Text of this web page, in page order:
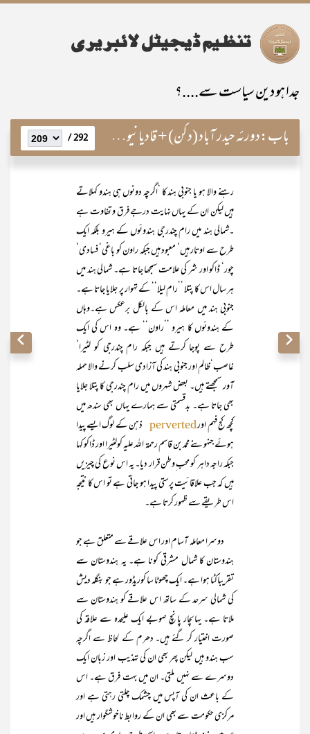
جدا ہو دین سیاست سے....؟
باب:دورئہ حیدر آباد (دکن) + قادیانیوں سے متعلق آرڈیننس 292 /
رہنے والا ہو یا جنوبی ہند کا ‘اگرچہ دونوں ہی ہندو کہلاتے
ہیں لیکن ان کے یہاں نہایت درجے فرق و تفاوت ہے
۔شمالی ہند میں رام چندرجی ہندوئوں کے ہیرو بلکہ ایک
طرح سے اوتار ہیں‘ معبود ہیں جبکہ راون کو باغی‘ فسادی‘
چور‘ ڈاکو اور شر کی علامت سمجھا جاتا ہے۔ شمالی ہند میں
ہر سال اس کا پتلا ’’رام لیلا‘‘ کے تہوار پر جلایا جاتا ہے۔
جنوبی ہند میں معاملہ اس کے بالکل برعکس ہے۔وہاں
کے ہندوئوں کا ہیرو ’’راون‘‘ ہے۔ وہ اس کی ایک
طرح سے پوجا کرتے ہیں جبکہ رام چندرجی کو لٹیرا‘
غاصب‘ظالم اور جنوبی ہند کی آزادی سلب کرنے والا حملہ
آور سمجھتے ہیں۔ بعض شہروں میں رام چندرجی کا پتلا جلایا
بھی جاتا ہے۔ بدقسمتی سے ہمارے یہاں بھی سندھ میں
کچھ کج فہم اورperverted ذہن کے لوگ ایسے پیدا
ہوئے جنہوںنے محمد بن قاسم رحمۃ اللہ علیہ کولٹیرا اور ڈاکو کہا
جبکہ راجہ داہر کو محب ِوطن قرار دیا۔ یہ اس نوع کی چیزیں
ہیں کہ جب علاقائیت پرستی پیدا ہو جاتی ہے تو اس کا نتیجہ
اس طریقے سے ظہور کرتا ہے۔
دوسرا معاملہ آسام اور اس علاقے سے متعلق ہے جو
ہندوستان کا شمال مشرقی کونا ہے۔ یہ ہندوستان سے
تقریباًکٹا ہوا ہے۔ ایک چھوٹا سا کوریڈور ہے جو بنگلہ دیش
کی شمالی سرحد کے ساتھ اس علاقے کو ہندوستان سے
ملاتا ہے۔ یہاںچار پانچ صوبے ایک علیحدہ سے علاقہ کی
صورت اختیار کر گئے ہیں۔ دھرم کے لحاظ سے اگرچہ
سب ہندو ہیں لیکن پھر بھی ان کی تہذیب اور زبان ایک
دوسرے سے نہیں ملتی۔ ان میں بہت فرق ہے۔ اس
کے باعث ان کی آپس میں چشمک چلتی رہتی ہے اور
مرکزی حکومت سے بھی ان کے روابط ناخوشگوار ہیں اور